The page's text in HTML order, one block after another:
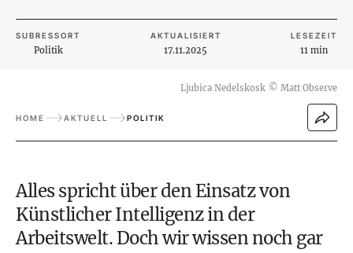
SUBRESSORT
Politik
AKTUALISIERT
17.11.2025
LESEZEIT
11 min
Ljubica Nedelskosk © Matt Observe
HOME AKTUELL POLITIK
Alles spricht über den Einsatz von
Künstlicher Intelligenz in der
Arbeitswelt. Doch wir wissen noch gar